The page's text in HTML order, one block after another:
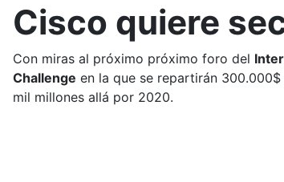
Cisco quiere
Con miras al próximo próximo foro del
Challenge en la que se repartirán
mil millones allá por 2020.